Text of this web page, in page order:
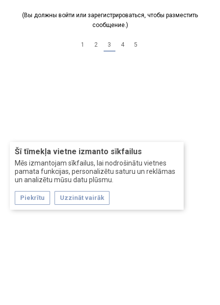
Šī tīmekļa vietne izmanto sīkfailus
Mēs izmantojam sīkfailus, lai nodrošinātu vietnes
pamata funkcijas, personalizētu saturu un reklāmas
un analizētu mūsu datu plūsmu.
Piekrītu Uzzināt vairāk
(Вы должны войти или зарегистрироваться, чтобы разместить
сообщение.)
1 2 3 4 5